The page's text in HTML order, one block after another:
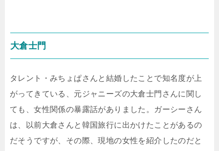
大倉士門
タレント・みちょぱさんと結婚したことで知名度が上
がってきている、元ジャニーズの大倉士門さんに関し
ても、女性関係の暴露話がありました。ガーシーさん
は、以前大倉さんと韓国旅行に出かけたことがあるの
だそうですが、その際、現地の女性を紹介したのだと